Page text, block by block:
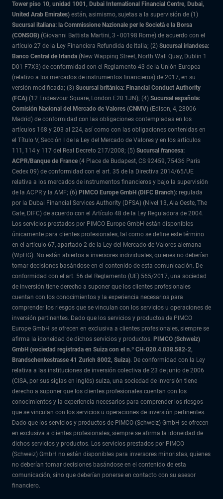
Tower piso 10, unidad 1001, Dubai International Financial Centre, Dubai,
United Arab Emirates) están, asimismo, sujetas a la supervisión de (1)
Sucursal italiana: la Commissione Nazionale per le Società e la Borsa
(CONSOB) (Giovanni Battista Martini, 3 - 00198 Rome) de acuerdo con el
artículo 27 de la Ley Financiera Refundida de Italia; (2) Sucursal irlandesa:
Banco Central de Irlanda (New Wapping Street, North Wall Quay, Dublin 1
D01 F7X3) de conformidad con el Reglamento 43 de la Unión Europea
(relativo a los mercados de instrumentos financieros) de 2017, en su
versión modificada; (3) Sucursal británica: Financial Conduct Authority
(FCA) (12 Endeavour Square, London E20 1JN); (4) Sucursal española:
Comisión Nacional del Mercado de Valores (CNMV) (Edison, 4, 28006
Madrid) de conformidad con las obligaciones contempladas en los
artículos 168 y 203 al 224, así como con las obligaciones contenidas en
el Título V, Sección I de la Ley del Mercado de Valores y en los artículos
111, 114 y 117 del Real Decreto 217/2008; (5) Sucursal francesa:
ACPR/Banque de France (4 Place de Budapest, CS 92459, 75436 Paris
Cedex 09) de conformidad con el art. 35 de la Directiva 2014/65/UE
relativa a los mercados de instrumentos financieros y bajo la supervisión
de la ACPR y la AMF; (6) PIMCO Europe GmbH (DIFC Branch): regulada
por la Dubai Financial Services Authority (DFSA) (Nivel 13, Ala Oeste, The
Gate, DIFC) de acuerdo con el Artículo 48 de la Ley Reguladora de 2004.
Los servicios prestados por PIMCO Europe GmbH están disponibles
únicamente para clientes profesionales, tal como se define este término
en el artículo 67, apartado 2 de la Ley del Mercado de Valores alemana
(WpHG). No están abiertos a inversores individuales, quienes no deberían
tomar decisiones basándose en el contenido de esta comunicación. De
conformidad con el art. 56 del Reglamento (UE) 565/2017, una sociedad
de inversión tiene derecho a suponer que los clientes profesionales
cuentan con los conocimientos y la experiencia necesarios para
comprender los riesgos que se vinculan con los servicios u operaciones de
inversión pertinentes. Dado que los servicios y productos de PIMCO
Europe GmbH se ofrecen en exclusiva a clientes profesionales, siempre se
afirma la idoneidad de dichos servicios y productos. PIMCO (Schweiz)
GmbH (sociedad registrada en Suiza con el n.º CH-020.4.038.582-2,
Brandschenkestrasse 41 Zurich 8002, Suiza). De conformidad con la Ley
relativa a las instituciones de inversión colectiva de 23 de junio de 2006
(CISA, por sus siglas en inglés) suiza, una sociedad de inversión tiene
derecho a suponer que los clientes profesionales cuentan con los
conocimientos y la experiencia necesarios para comprender los riesgos
que se vinculan con los servicios u operaciones de inversión pertinentes.
Dado que los servicios y productos de PIMCO (Schweiz) GmbH se ofrecen
en exclusiva a clientes profesionales, siempre se afirma la idoneidad de
dichos servicios y productos. Los servicios prestados por PIMCO
(Schweiz) GmbH no están disponibles para inversores minoristas, quienes
no deberían tomar decisiones basándose en el contenido de esta
comunicación, sino que deberían ponerse en contacto con su asesor
financiero.